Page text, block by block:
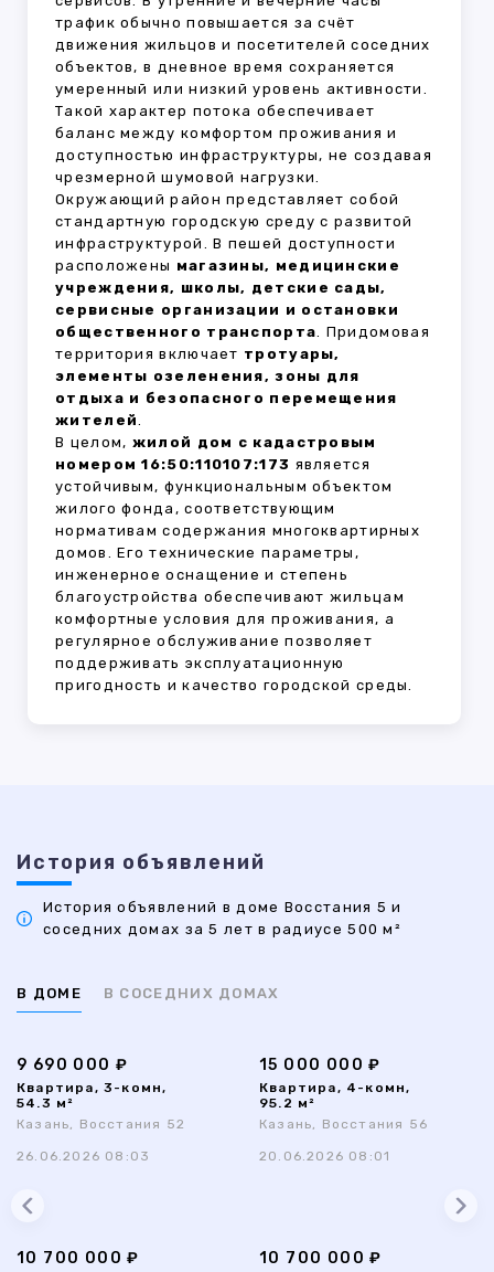
трафик обычно повышается за счёт
движения жильцов и посетителей соседних
объектов, в дневное время сохраняется
умеренный или низкий уровень активности.
Такой характер потока обеспечивает
баланс между комфортом проживания и
доступностью инфраструктуры, не создавая
чрезмерной шумовой нагрузки.
Окружающий район представляет собой
стандартную городскую среду с развитой
инфраструктурой. В пешей доступности
расположены магазины, медицинские
учреждения, школы, детские сады,
сервисные организации и остановки
общественного транспорта. Придомовая
территория включает тротуары,
элементы озеленения, зоны для
отдыха и безопасного перемещения
жителей.
В целом, жилой дом с кадастровым
номером 16:50:110107:173 является
устойчивым, функциональным объектом
жилого фонда, соответствующим
нормативам содержания многоквартирных
домов. Его технические параметры,
инженерное оснащение и степень
благоустройства обеспечивают жильцам
комфортные условия для проживания, а
регулярное обслуживание позволяет
поддерживать эксплуатационную
пригодность и качество городской среды.
История объявлений
История объявлений в доме Восстания 5 и
соседних домах за 5 лет в радиусе 500 м²
В ДОМЕ В СОСЕДНИХ ДОМАХ
9 690 000 ₽
Квартира, 3-комн,
54.3 м²
Казань, Восстания 52
26.06.2026 08:03
15 000 000 ₽
Квартира, 4-комн,
95.2 м²
Казань, Восстания 56
20.06.2026 08:01
10 700 000 ₽ 10 700 000 ₽